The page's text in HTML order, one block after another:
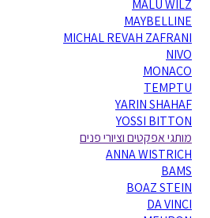
MALU WILZ
MAYBELLINE
MICHAL REVAH ZAFRANI
NIVO
MONACO
TEMPTU
YARIN SHAHAF
YOSSI BITTON
מותגי אפקטים וציורי פנים
ANNA WISTRICH
BAMS
BOAZ STEIN
DA VINCI